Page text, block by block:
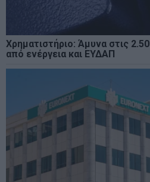
Χρηματιστήριο: Άμυνα στις
από ενέργεια και ΕΥΔΑΠ